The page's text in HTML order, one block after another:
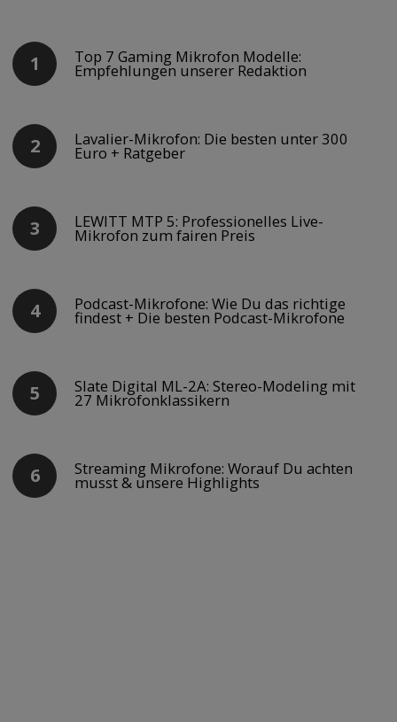
Top 7 Gaming Mikrofon Modelle:
Empfehlungen unserer Redaktion
Lavalier-Mikrofon: Die besten unter 300
Euro + Ratgeber
LEWITT MTP 5: Professionelles Live-
Mikrofon zum fairen Preis
Podcast-Mikrofone: Wie Du das richtige
findest + Die besten Podcast-Mikrofone
Slate Digital ML-2A: Stereo-Modeling mit
27 Mikrofonklassikern
Streaming Mikrofone: Worauf Du achten
musst & unsere Highlights